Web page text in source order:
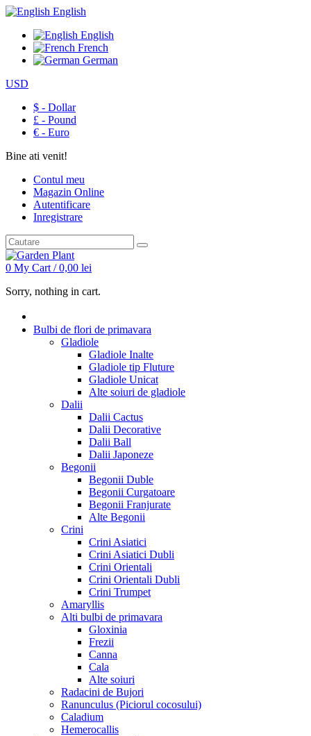
English
English
French
German
USD
$ - Dollar
£ - Pound
€ - Euro
Bine ati venit!
Contul meu
Magazin Online
Autentificare
Inregistrare
0 My Cart /0,00 lei
Sorry, nothing in cart.
Bulbi de flori de primavara
Gladiole
Gladiole Inalte
Gladiole tip Fluture
Gladiole Unicat
Alte soiuri de gladiole
Dalii
Dalii Cactus
Dalii Decorative
Dalii Ball
Dalii Japoneze
Begonii
Begonii Duble
Begonii Curgatoare
Begonii Franjurate
Alte Begonii
Crini
Crini Asiatici
Crini Asiatici Dubli
Crini Orientali
Crini Orientali Dubli
Crini Trumpet
Amaryllis
Alti bulbi de primavara
Gloxinia
Frezii
Canna
Cala
Alte soiuri
Radacini de Bujori
Ranunculus (Piciorul cocosului)
Caladium
Hemerocallis